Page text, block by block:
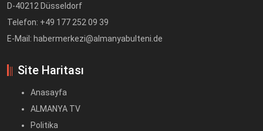
D-40212 Düsseldorf
Telefon: +49 177 252 09 39
E-Mail: habermerkezi@almanyabulteni.de
Site Haritası
Anasayfa
ALMANYA TV
Politika